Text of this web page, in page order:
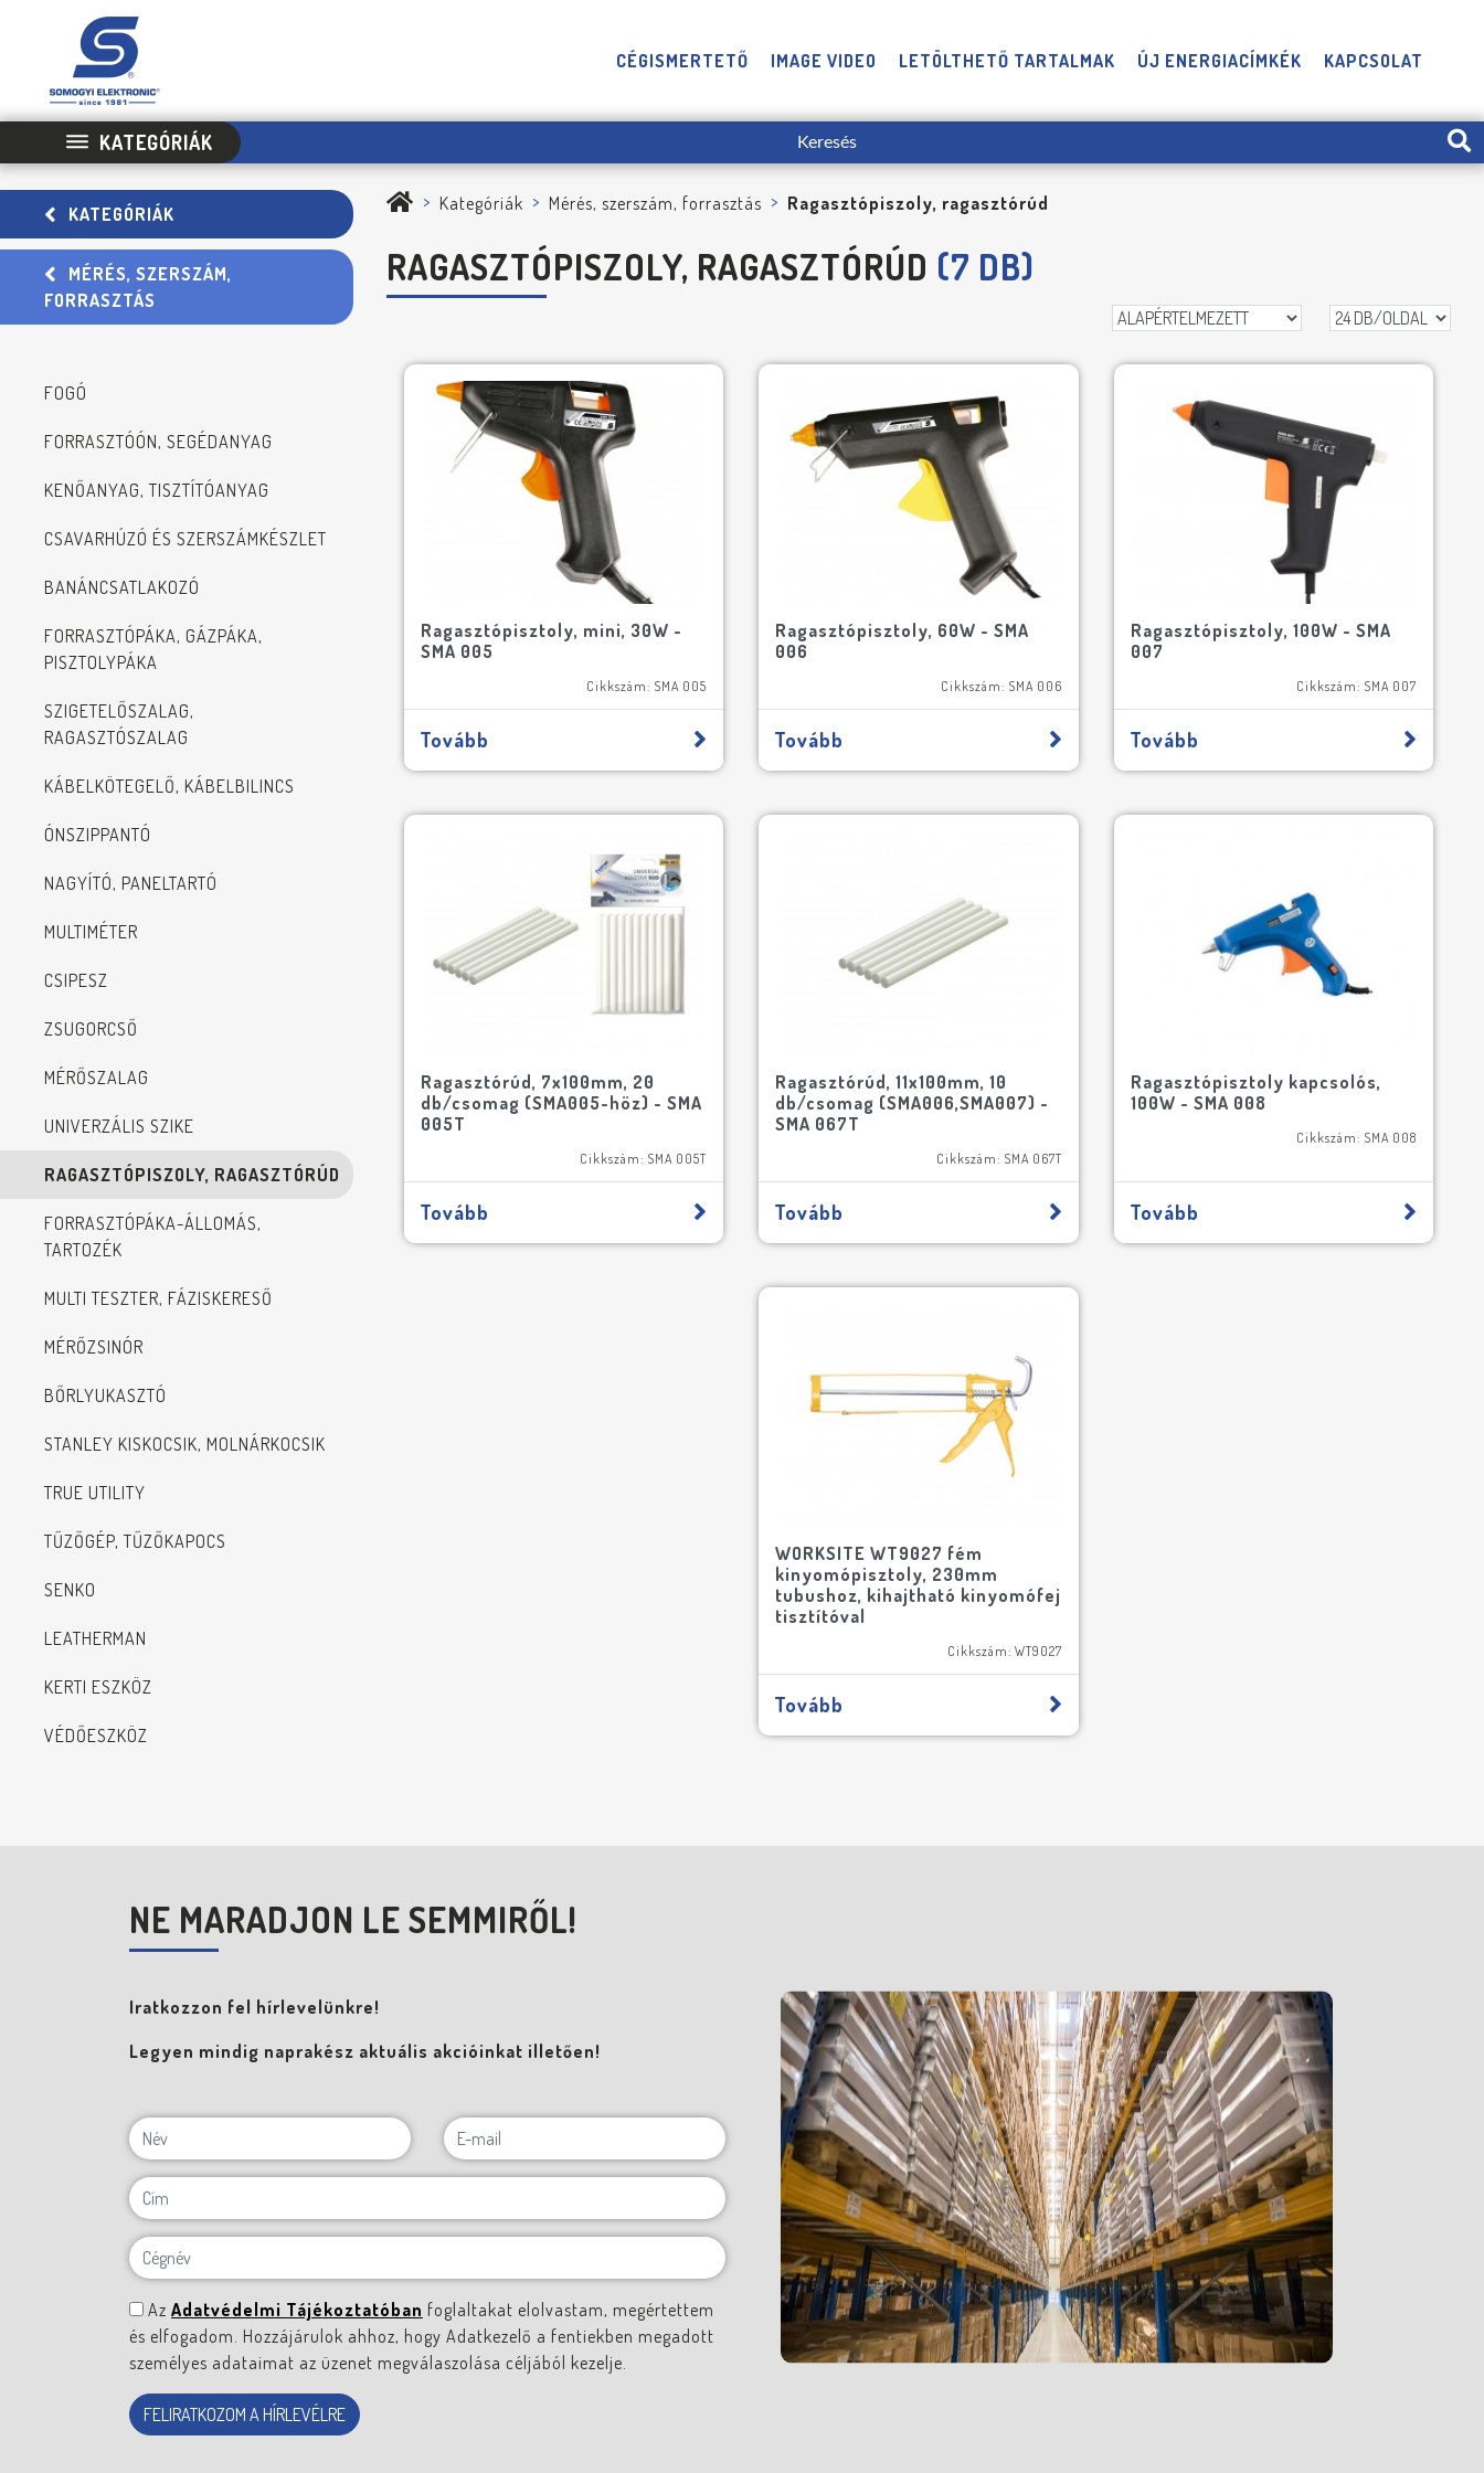
CÉGISMERTETŐ IMAGE VIDEO LETÖLTHETŐ TARTALMAK ÚJ ENERGIACÍMKÉK KAPCSOLAT
KATEGÓRIÁK
KATEGÓRIÁK
MÉRÉS, SZERSZÁM,
FORRASZTÁS
FOGÓ
FORRASZTÓÓN, SEGÉDANYAG
KENŐANYAG, TISZTÍTÓANYAG
CSAVARHÚZÓ ÉS SZERSZÁMKÉSZLET
BANÁNCSATLAKOZÓ
FORRASZTÓPÁKA, GÁZPÁKA,
PISZTOLYPÁKA
SZIGETELŐSZALAG,
RAGASZTÓSZALAG
KÁBELKÖTEGELŐ, KÁBELBILINCS
ÓNSZIPPANTÓ
NAGYÍTÓ, PANELTARTÓ
MULTIMÉTER
CSIPESZ
ZSUGORCSŐ
MÉRŐSZALAG
UNIVERZÁLIS SZIKE
RAGASZTÓPISZOLY, RAGASZTÓRÚD
FORRASZTÓPÁKA-ÁLLOMÁS,
TARTOZÉK
MULTI TESZTER, FÁZISKERESŐ
MÉRŐZSINÓR
BŐRLYUKASZTÓ
STANLEY KISKOCSIK, MOLNÁRKOCSIK
TRUE UTILITY
TŰZŐGÉP, TŰZŐKAPOCS
SENKO
LEATHERMAN
KERTI ESZKÖZ
VÉDŐESZKÖZ
Kategóriák Mérés, szerszám, forrasztás Ragasztópiszoly, ragasztórúd
RAGASZTÓPISZOLY, RAGASZTÓRÚD (7 DB)
Ragasztópisztoly, mini, 30W -
SMA 005
Cikkszám: SMA 005
Tovább
Ragasztópisztoly, 60W - SMA
006
Cikkszám: SMA 006
Tovább
Ragasztópisztoly, 100W - SMA
007
Cikkszám: SMA 007
Tovább
Ragasztórúd, 7x100mm, 20
db/csomag (SMA005-höz) - SMA
005T
Cikkszám: SMA 005T
Tovább
Ragasztórúd, 11x100mm, 10
db/csomag (SMA006,SMA007) -
SMA 067T
Cikkszám: SMA 067T
Tovább
Ragasztópisztoly kapcsolós,
100W - SMA 008
Cikkszám: SMA 008
Tovább
WORKSITE WT9027 fém
kinyomópisztoly, 230mm
tubushoz, kihajtható kinyomófej
tisztítóval
Cikkszám: WT9027
Tovább
NE MARADJON LE SEMMIRŐL!
Iratkozzon fel hírlevelünkre!
Legyen mindig naprakész aktuális akcióinkat illetően!
Az Adatvédelmi Tájékoztatóban foglaltakat elolvastam, megértettem
és elfogadom. Hozzájárulok ahhoz, hogy Adatkezelő a fentiekben megadott
személyes adataimat az üzenet megválaszolása céljából kezelje.
FELIRATKOZOM A HÍRLEVÉLRE